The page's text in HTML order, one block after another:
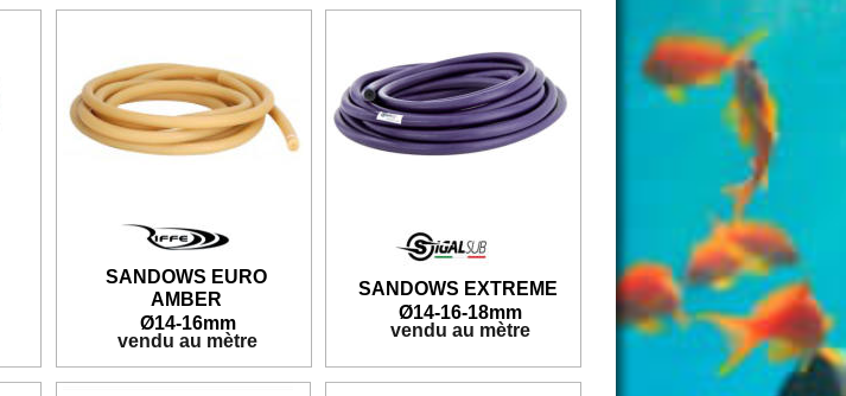
SANDOWS EURO
AMBER
Ø14-16mm
vendu au mètre
SANDOWS EXTREME
Ø14-16-18mm
vendu au mètre